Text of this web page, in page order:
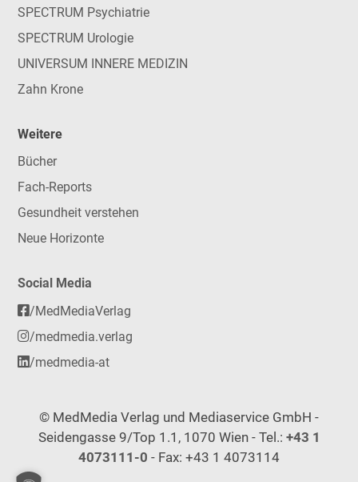
SPECTRUM Psychiatrie
SPECTRUM Urologie
UNIVERSUM INNERE MEDIZIN
Zahn Krone
Weitere
Bücher
Fach-Reports
Gesundheit verstehen
Neue Horizonte
Social Media
/MedMediaVerlag
/medmedia.verlag
/medmedia-at
© MedMedia Verlag und Mediaservice GmbH -
Seidengasse 9/Top 1.1, 1070 Wien - Tel.: +43 1
4073111-0 - Fax: +43 1 4073114